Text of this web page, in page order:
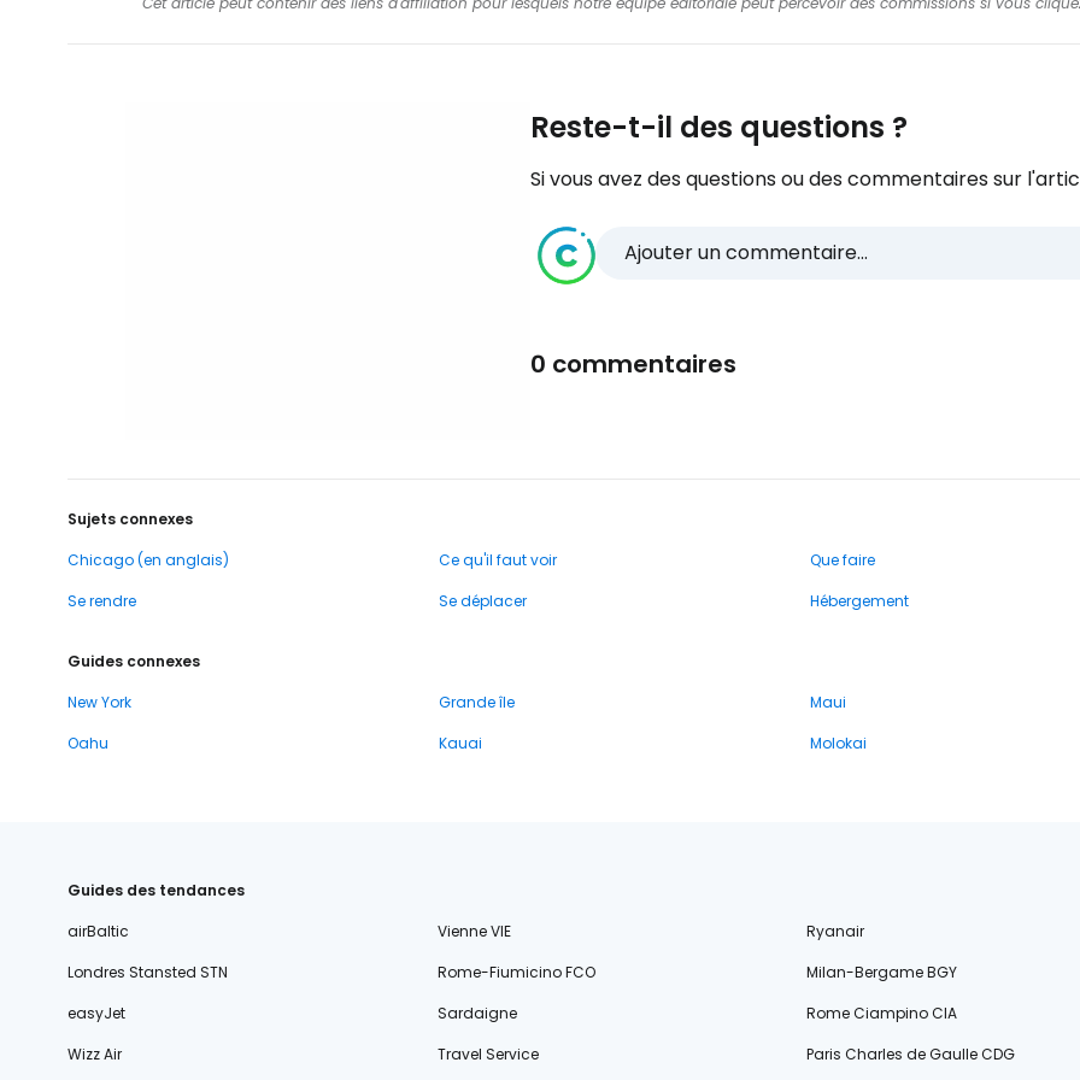
Reste-t-il des questions ?
Si vous avez des questions ou des commentaires sur
Ajouter un commentaire...
0 commentaires
Sujets connexes
Chicago (en anglais)
Ce qu'il faut voir Que faire
Se rendre
Se déplacer Hébergement
Guides connexes
New York
Grande île Maui
Oahu
Kauai Molokai
Guides des tendances
airBaltic
Vienne VIE
Ryanair
Londres Stansted STN
Rome-Fiumicino FCO
Milan-Bergame BGY
easyJet
Sardaigne
Rome Ciampino CIA
Wizz Air
Travel Service Paris Charles de Gaulle CDG